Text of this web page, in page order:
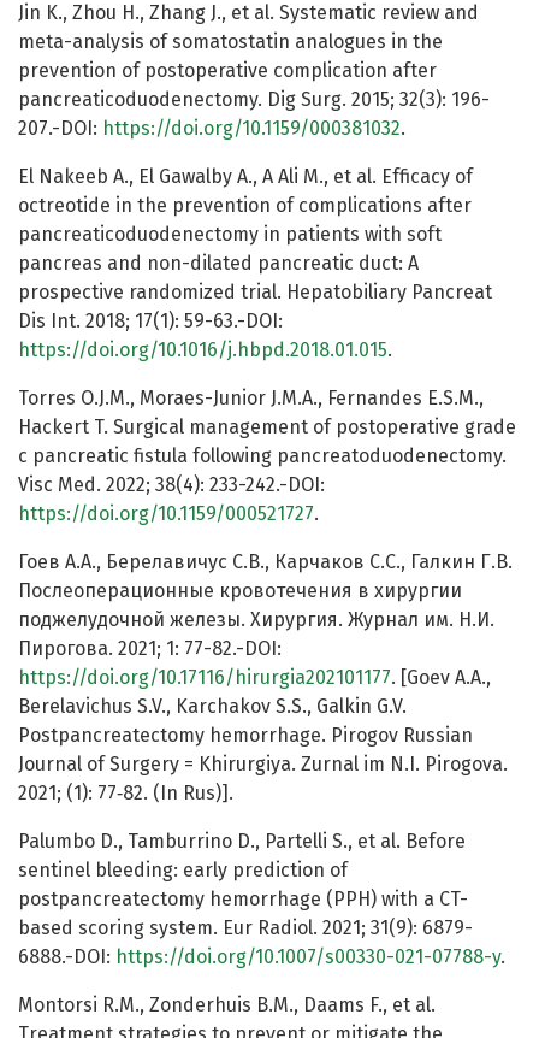
Jin K., Zhou H., Zhang J., et al. Systematic review and
meta-analysis of somatostatin analogues in the
prevention of postoperative complication after
pancreaticoduodenectomy. Dig Surg. 2015; 32(3): 196-
207.-DOI: https://doi.org/10.1159/000381032.
El Nakeeb A., El Gawalby A., A Ali M., et al. Efficacy of
octreotide in the prevention of complications after
pancreaticoduodenectomy in patients with soft
pancreas and non-dilated pancreatic duct: A
prospective randomized trial. Hepatobiliary Pancreat
Dis Int. 2018; 17(1): 59-63.-DOI:
https://doi.org/10.1016/j.hbpd.2018.01.015.
Torres O.J.M., Moraes-Junior J.M.A., Fernandes E.S.M.,
Hackert T. Surgical management of postoperative grade
c pancreatic fistula following pancreatoduodenectomy.
Visc Med. 2022; 38(4): 233-242.-DOI:
https://doi.org/10.1159/000521727.
Гоев А.А., Берелавичус С.В., Карчаков С.С., Галкин Г.В.
Послеоперационные кровотечения в хирургии
поджелудочной железы. Хирургия. Журнал им. Н.И.
Пирогова. 2021; 1: 77-82.-DOI:
https://doi.org/10.17116/hirurgia202101177. [Goev A.A.,
Berelavichus S.V., Karchakov S.S., Galkin G.V.
Postpancreatectomy hemorrhage. Pirogov Russian
Journal of Surgery = Khirurgiya. Zurnal im N.I. Pirogova.
2021; (1): 77‑82. (In Rus)].
Palumbo D., Tamburrino D., Partelli S., et al. Before
sentinel bleeding: early prediction of
postpancreatectomy hemorrhage (PPH) with a CT-
based scoring system. Eur Radiol. 2021; 31(9): 6879-
6888.-DOI: https://doi.org/10.1007/s00330-021-07788-y.
Montorsi R.M., Zonderhuis B.M., Daams F., et al.